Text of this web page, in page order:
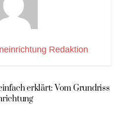
Redaktion
erklärt: Vom Grundriss